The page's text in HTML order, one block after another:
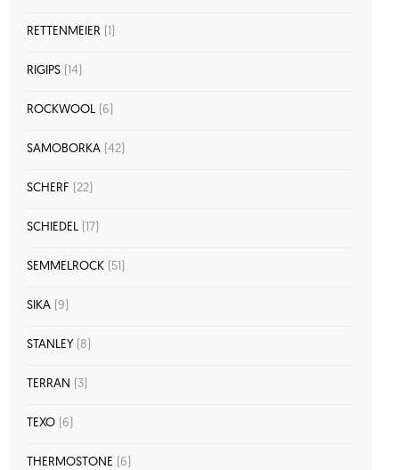
RETTENMEIER (1)
RIGIPS (14)
ROCKWOOL (6)
SAMOBORKA (42)
SCHERF (22)
SCHIEDEL (17)
SEMMELROCK (51)
SIKA (9)
STANLEY (8)
TERRAN (3)
TEXO (6)
THERMOSTONE (6)